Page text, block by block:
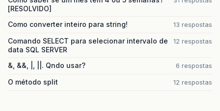
[RESOLVIDO]
Como converter inteiro para string! 13 respostas
Comando SELECT para selecionar intervalo de
data SQL SERVER
12 respostas
&, &&, |, ||. Qndo usar? 6 respostas
O método split 12 respostas